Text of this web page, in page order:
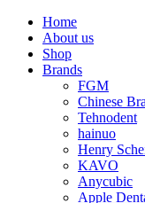
Home
About us
Shop
Brands
FGM
Chinese
Tehnodent
hainuo
Henry
KAVO
Anycubic
Apple